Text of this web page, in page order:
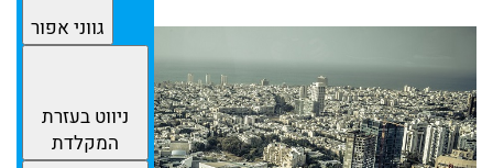
גווני אפור
ניווט בעזרת
המקלדת